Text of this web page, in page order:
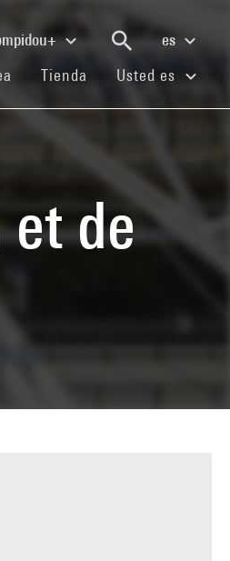
es
(current)
Tienda (current)
Usted es
et de